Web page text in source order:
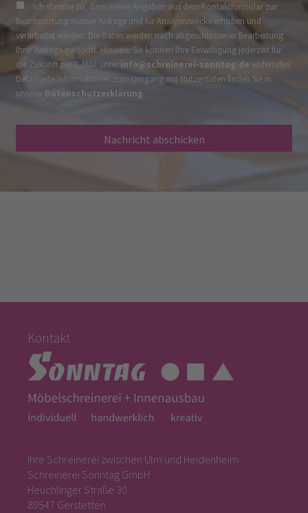
Ich stimme zu, dass meine Angaben aus dem Kontaktformular zur
Beantwortung meiner Anfrage und für Analysezwecke erhoben und
verarbeitet werden. Die Daten werden nach abgeschlossener Bearbeitung
Ihrer Anfrage gelöscht. Hinweis: Sie können Ihre Einwilligung jederzeit für
die Zukunft per E-Mail unter info@schreinerei-sonntag.de widerrufen.
Detaillierte Informationen zum Umgang mit Nutzerdaten finden Sie in
unserer Datenschutzerklärung.
Nachricht abschicken
Kontakt
Ihre Schreinerei zwischen Ulm und Heidenheim
Schreinerei Sonntag GmbH
Heuchlinger Straße 30
89547 Gerstetten